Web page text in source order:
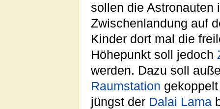
sollen die Astronauten
Zwischenlandung auf
Kinder dort mal die
Höhepunkt soll jedoch
werden. Dazu soll
Raumstation
jüngst der Dalai Lama